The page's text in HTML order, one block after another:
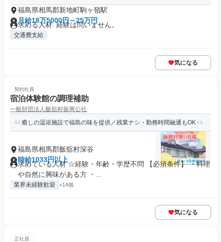
福島県相馬郡新地町駒ヶ嶺駅
月給18万5000円～25万円
求める人材: 経験は問いません。
交通費支給
気になる
契約社員
宿泊体験館の調理補助
一般財団法人飯舘村振興公社
癒しの温浴施設で福島の味を提供／残業ナシ・勤務時間融通もOK
福島県相馬郡飯舘村深谷
時給1033円以上
求めている人材 ☆経験・年齢・学歴不問 【必須条件】 ・料理
や自然に興味がある方 ・...
業界未経験歓迎 +14個
気になる
正社員